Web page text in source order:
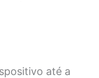
até a